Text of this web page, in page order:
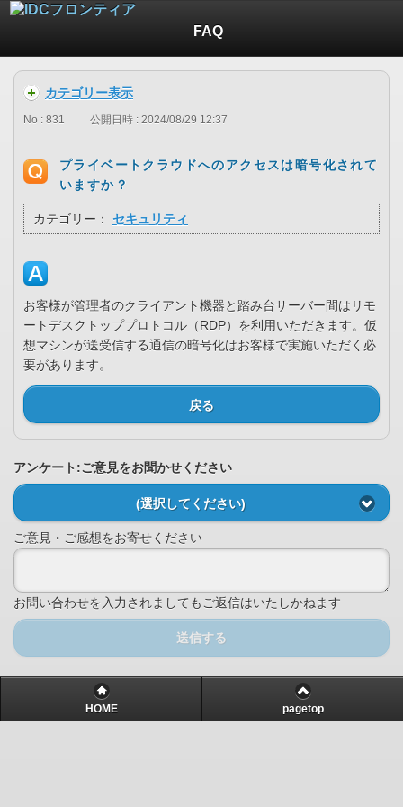
FAQ
カテゴリー表示
No : 831 公開日時 : 2024/08/29 12:37
プライベートクラウドへのアクセスは暗号化されて
いますか？
カテゴリー： セキュリティ
お客様が管理者のクライアント機器と踏み台サーバー間はリモ
ートデスクトッププロトコル（RDP）を利用いただきます。仮
想マシンが送受信する通信の暗号化はお客様で実施いただく必
要があります。
戻る
アンケート:ご意見をお聞かせください
(選択してください)
ご意見・ご感想をお寄せください
お問い合わせを入力されましてもご返信はいたしかねます
送信する
HOME pagetop